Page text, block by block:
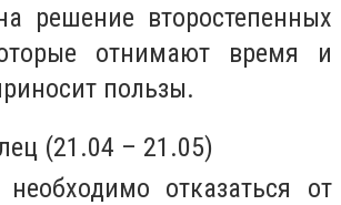
решение второстепенных
отнимают время и
пользы.
(21.04 – 21.05)
отказаться от